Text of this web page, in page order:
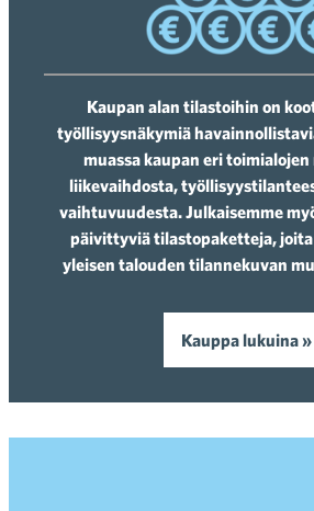
Kaupan alan tilastoihin on
työllisyysnäkymiä
muassa kaupan eri
liikevaihdosta,
vaihtuvuudesta. Julkaisemme
päivittyviä tilastopaketteja,
yleisen talouden tilannekuvan
Kauppa lukuina »